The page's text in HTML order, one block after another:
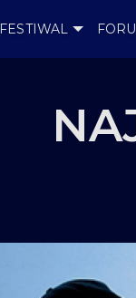
FESTIWAL